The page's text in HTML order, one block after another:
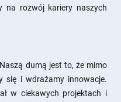
na rozwój kariery naszych
dumą jest to, że mimo
się i wdrażamy innowacje.
w ciekawych projektach i